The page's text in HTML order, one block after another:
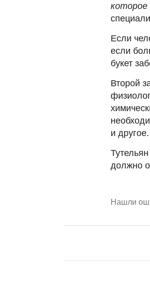
Если
если
букет
Второй
и другое.
должно
Нашли